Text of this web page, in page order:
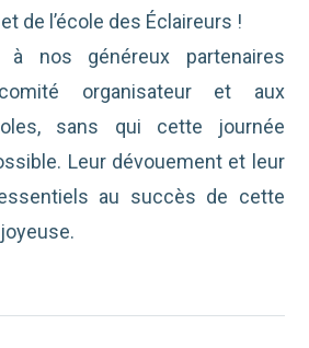
de l’école des Éclaireurs !
nos généreux partenaires
organisateur et aux
sans qui cette journée
Leur dévouement et leur
au succès de cette